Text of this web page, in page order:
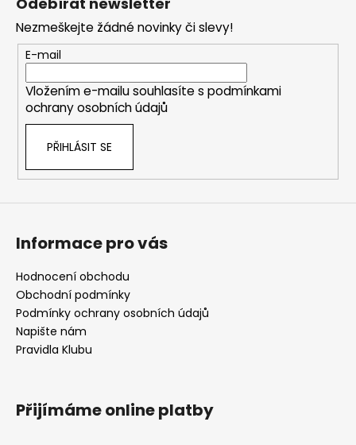
Nezmeškejte žádné novinky či slevy!
E-mail
Vložením e-mailu souhlasíte s podmínkami
ochrany osobních údajů
PŘIHLÁSIT SE
Informace pro vás
Hodnocení obchodu
Obchodní podmínky
Podmínky ochrany osobních údajů
Napište nám
Pravidla Klubu
Přijímáme online platby